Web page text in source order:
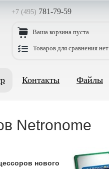
+7 (495) 781-79-59
Ваша корзина пуста
Товаров для сравнения нет
Контакты Файлы
Netronome
нового